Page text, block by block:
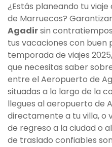
¿Estás planeando tu
de Marruecos?
Agadirsin
tus vacaciones con buen
temporada de viajes
que necesitas saber
entre el Aeropuerto de
situadas a lo largo de la
llegues al aeropuerto de
directamente a tu villa, o
de regreso a la ciudad o
de traslado confiables